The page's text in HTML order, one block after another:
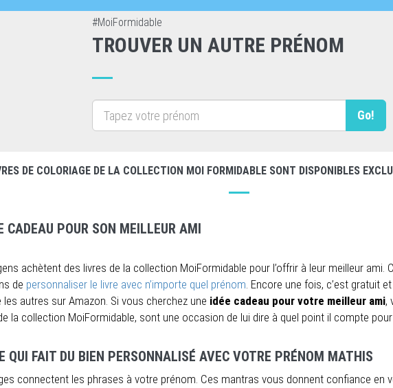
#MoiFormidable
TROUVER UN AUTRE PRÉNOM
Go!
DE COLORIAGE DE LA COLLECTION MOI FORMIDABLE SONT DISPONIBLES
CADEAU POUR SON MEILLEUR AMI
achètent des livres de la collection MoiFormidable pour l’offrir à leur meilleur ami.
de personnaliser le livre avec n’importe quel prénom. Encore une fois, c’est gratuit
les autres sur Amazon. Si vous cherchez une idée cadeau pour votre meilleur ami,
la collection MoiFormidable, sont une occasion de lui dire à quel point il compte
QUI FAIT DU BIEN PERSONNALISÉ AVEC VOTRE PRÉNOM MATHIS
connectent les phrases à votre prénom. Ces mantras vous donnent confiance en